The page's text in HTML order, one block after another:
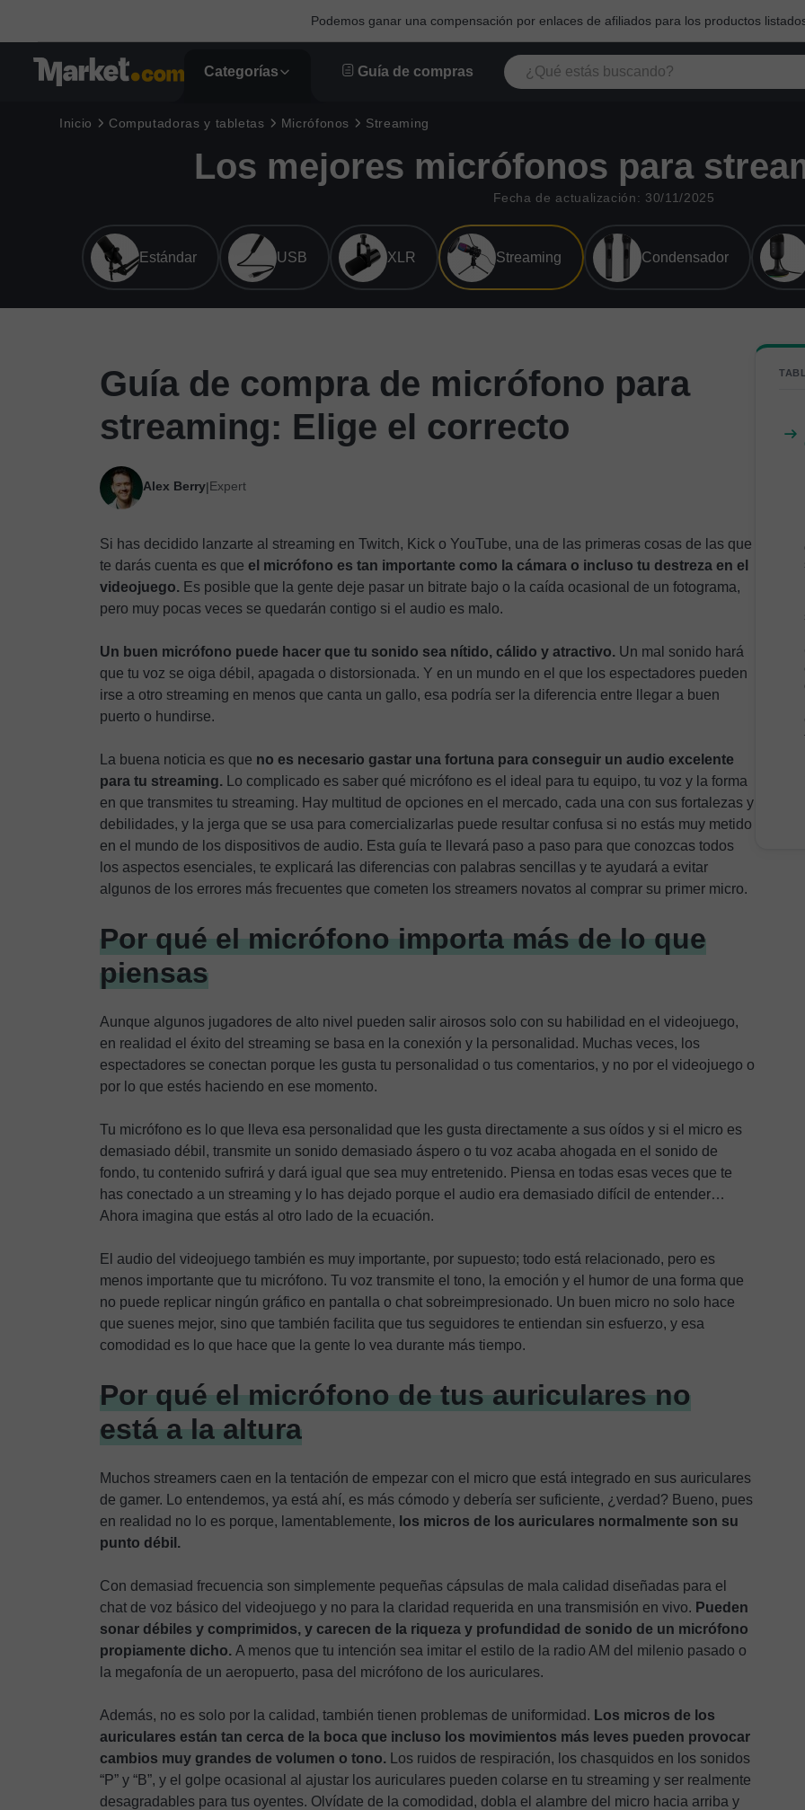
Podemos ganar una compensación por enlaces de afiliados para los productos
Categorías Guía de compras
Inicio Computadoras y tabletas Micrófonos Streaming
Los mejores micrófonos para
Fecha de actualización: 30/11/2025
Estándar USB XLR Streaming Condensador
Guía de compra de micrófono para
streaming: Elige el correcto
Alex Berry|Expert
Si has decidido lanzarte al streaming en Twitch, Kick o YouTube, una de las primeras cosas de las que
te darás cuenta es que el micrófono es tan importante como la cámara o incluso tu destreza en el
videojuego. Es posible que la gente deje pasar un bitrate bajo o la caída ocasional de un fotograma,
pero muy pocas veces se quedarán contigo si el audio es malo.
Un buen micrófono puede hacer que tu sonido sea nítido, cálido y atractivo. Un mal sonido hará
que tu voz se oiga débil, apagada o distorsionada. Y en un mundo en el que los espectadores pueden
irse a otro streaming en menos que canta un gallo, esa podría ser la diferencia entre llegar a buen
puerto o hundirse.
La buena noticia es que no es necesario gastar una fortuna para conseguir un audio excelente
para tu streaming. Lo complicado es saber qué micrófono es el ideal para tu equipo, tu voz y la forma
en que transmites tu streaming. Hay multitud de opciones en el mercado, cada una con sus fortalezas y
debilidades, y la jerga que se usa para comercializarlas puede resultar confusa si no estás muy metido
en el mundo de los dispositivos de audio. Esta guía te llevará paso a paso para que conozcas todos
los aspectos esenciales, te explicará las diferencias con palabras sencillas y te ayudará a evitar
algunos de los errores más frecuentes que cometen los streamers novatos al comprar su primer micro.
Por qué el micrófono importa más de lo que
piensas
Aunque algunos jugadores de alto nivel pueden salir airosos solo con su habilidad en el videojuego,
en realidad el éxito del streaming se basa en la conexión y la personalidad. Muchas veces, los
espectadores se conectan porque les gusta tu personalidad o tus comentarios, y no por el videojuego o
por lo que estés haciendo en ese momento.
Tu micrófono es lo que lleva esa personalidad que les gusta directamente a sus oídos y si el micro es
demasiado débil, transmite un sonido demasiado áspero o tu voz acaba ahogada en el sonido de
fondo, tu contenido sufrirá y dará igual que sea muy entretenido. Piensa en todas esas veces que te
has conectado a un streaming y lo has dejado porque el audio era demasiado difícil de entender…
Ahora imagina que estás al otro lado de la ecuación.
El audio del videojuego también es muy importante, por supuesto; todo está relacionado, pero es
menos importante que tu micrófono. Tu voz transmite el tono, la emoción y el humor de una forma que
no puede replicar ningún gráfico en pantalla o chat sobreimpresionado. Un buen micro no solo hace
que suenes mejor, sino que también facilita que tus seguidores te entiendan sin esfuerzo, y esa
comodidad es lo que hace que la gente lo vea durante más tiempo.
Por qué el micrófono de tus auriculares no
está a la altura
Muchos streamers caen en la tentación de empezar con el micro que está integrado en sus auriculares
de gamer. Lo entendemos, ya está ahí, es más cómodo y debería ser suficiente, ¿verdad? Bueno, pues
en realidad no lo es porque, lamentablemente, los micros de los auriculares normalmente son su
punto débil.
Con demasiad frecuencia son simplemente pequeñas cápsulas de mala calidad diseñadas para el
chat de voz básico del videojuego y no para la claridad requerida en una transmisión en vivo. Pueden
sonar débiles y comprimidos, y carecen de la riqueza y profundidad de sonido de un micrófono
propiamente dicho. A menos que tu intención sea imitar el estilo de la radio AM del milenio pasado o
la megafonía de un aeropuerto, pasa del micrófono de los auriculares.
Además, no es solo por la calidad, también tienen problemas de uniformidad. Los micros de los
auriculares están tan cerca de la boca que incluso los movimientos más leves pueden provocar
cambios muy grandes de volumen o tono. Los ruidos de respiración, los chasquidos en los sonidos
“P” y “B”, y el golpe ocasional al ajustar los auriculares pueden colarse en tu streaming y ser realmente
desagradables para tus oyentes. Olvídate de la comodidad, dobla el alambre del micro hacia arriba y